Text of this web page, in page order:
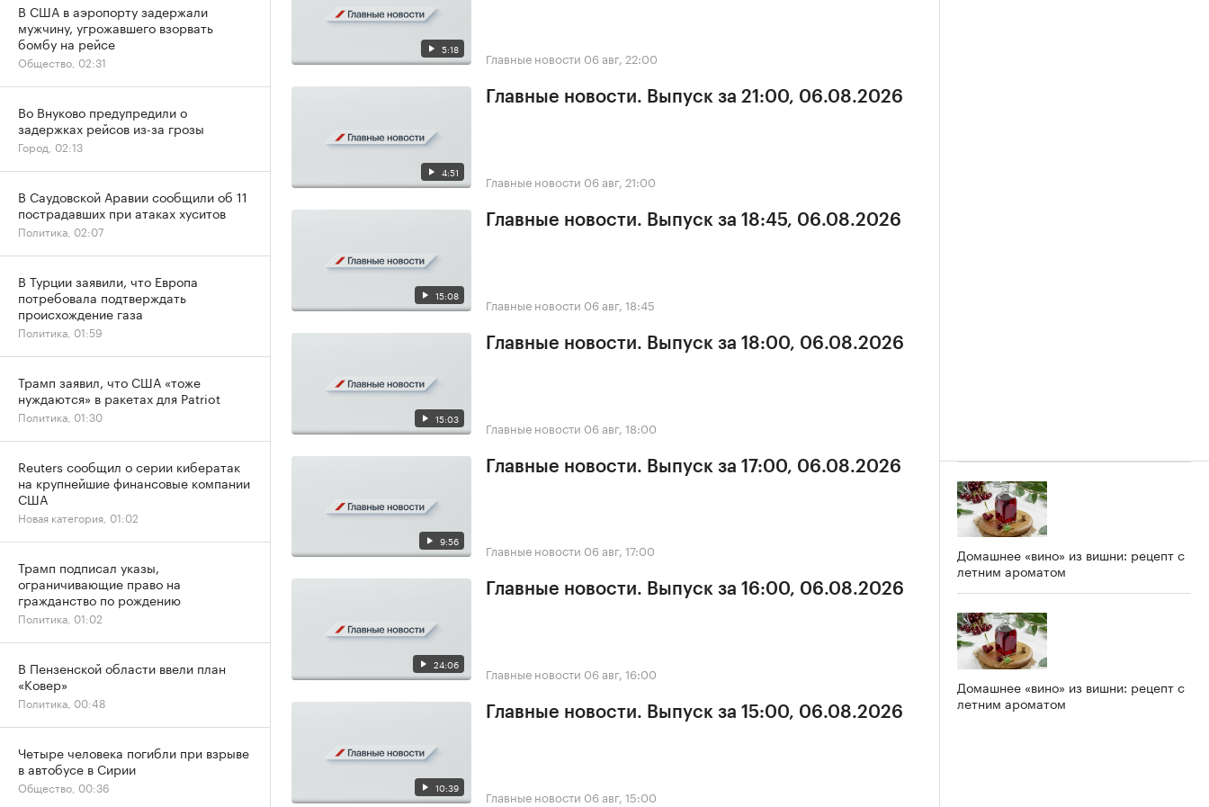
5:18 Главные новости 06 авг, 22:00
4:51
Главные новости. Выпуск за 21:00, 06.08.2026
Главные новости 06 авг, 21:00
15:08
Главные новости. Выпуск за 18:45, 06.08.2026
Главные новости 06 авг, 18:45
15:03
Главные новости. Выпуск за 18:00, 06.08.2026
Главные новости 06 авг, 18:00
9:56
Главные новости. Выпуск за 17:00, 06.08.2026
Главные новости 06 авг, 17:00
24:06
Главные новости. Выпуск за 16:00, 06.08.2026
Главные новости 06 авг, 16:00
10:39
Главные новости. Выпуск за 15:00, 06.08.2026
Главные новости 06 авг, 15:00
Домашнее «вино» из вишни: рецепт с
летним ароматом
Домашнее «вино» из вишни: рецепт с
летним ароматом
В США в аэропорту задержали
мужчину, угрожавшего взорвать
бомбу на рейсе
Общество, 02:31
Во Внуково предупредили о
задержках рейсов из-за грозы
Город, 02:13
В Саудовской Аравии сообщили об 11
пострадавших при атаках хуситов
Политика, 02:07
В Турции заявили, что Европа
потребовала подтверждать
происхождение газа
Политика, 01:59
Трамп заявил, что США «тоже
нуждаются» в ракетах для Patriot
Политика, 01:30
Reuters сообщил о серии кибератак
на крупнейшие финансовые компании
США
Новая категория, 01:02
Трамп подписал указы,
ограничивающие право на
гражданство по рождению
Политика, 01:02
В Пензенской области ввели план
«Ковер»
Политика, 00:48
Четыре человека погибли при взрыве
в автобусе в Сирии
Общество, 00:36